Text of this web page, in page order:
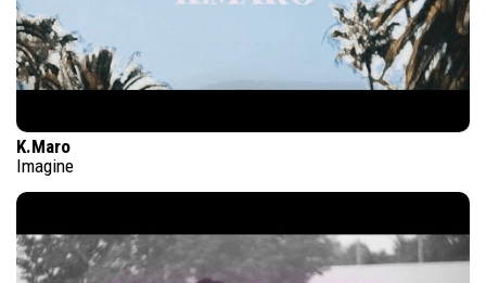
K.Maro
Imagine